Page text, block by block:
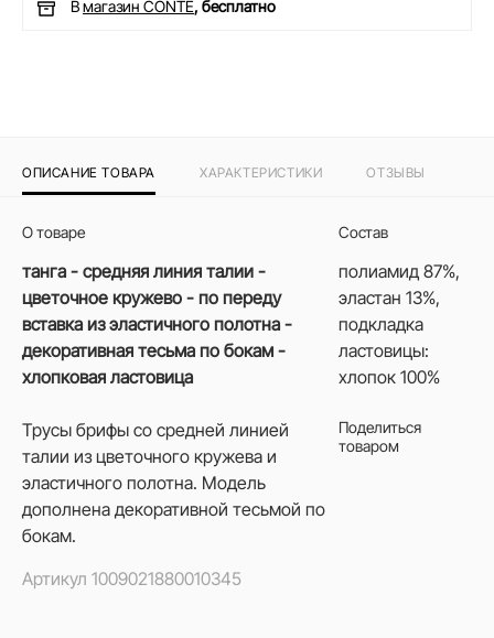
Вмагазин CONTE, бесплатно
ОПИСАНИЕ ТОВАРА ХАРАКТЕРИСТИКИ ОТЗЫВЫ
О товаре
танга - средняя линия талии -
цветочное кружево - по переду
вставка из эластичного полотна -
декоративная тесьма по бокам -
хлопковая ластовица
Трусы брифы со средней линией
талии из цветочного кружева и
эластичного полотна. Модель
дополнена декоративной тесьмой по
бокам.
Артикул 1009021880010345
Состав
полиамид 87%,
эластан 13%,
подкладка
ластовицы:
хлопок 100%
Поделиться
товаром